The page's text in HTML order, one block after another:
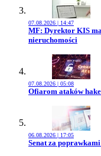
07.08.2026 | 14:47
Przejdź do artykułu:
MF: Dyrektor KIS
nieruchomości
07.08.2026 | 05:08
Przejdź do artykułu:
Ofiarom ataków
06.08.2026 | 17:05
Przejdź do artykułu:
Senat za